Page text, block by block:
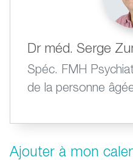
Dr méd. Serge
Spéc. FMH
de la personne
Ajouter à mon